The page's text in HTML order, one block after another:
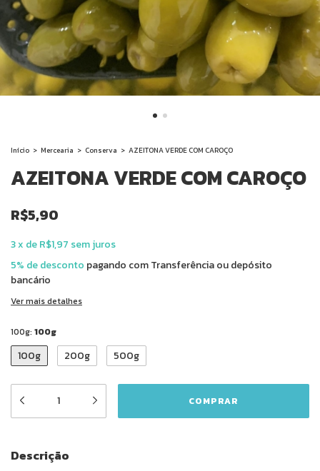
Início > Mercearia > Conserva > AZEITONA VERDE COM CAROÇO
AZEITONA VERDE COM CAROÇO
R$5,90
3x deR$1,97 sem juros
5% de desconto pagando com Transferência ou depósito
bancário
Ver mais detalhes
100g: 100g
100g 200g 500g
Descrição